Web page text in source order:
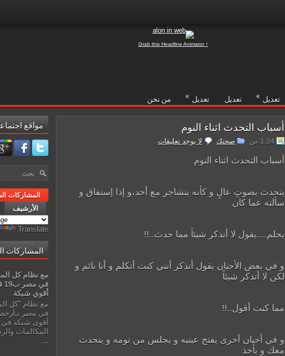
↑ Grab this Headline Animator
تعديل » تعديل تعديل » من نحن
أسباب التحدث اثناء النوم
1:24 ص صحتك لا يوجد تعليقات
أسباب التحدث اثناء النوم
يتحدث بصوتٍ عالٍ و كأنه يتشاجر مع أحد،و إذا إستفاق و
سألته عما كان
يحلم....يقول لا أتذكر شيئاً مما حدث..!!
و في بعض الأحيان يقول أتذكر أنني كنت أتكلم و أنا نائم و
لكن لا أتذكر شيئاً
مما كنت أقول..!!
و في أحيان أخرى يفتح عينيه و يجلس من نومه و يتحدث
معك و يأخذ
مواقع
المشاركات
الأرشيف
Translate
المشاركات
مع نظام كل
أقوي شبكة
مع نظام "كل
في مصر
أقوى شبكة في
المكالمات
...